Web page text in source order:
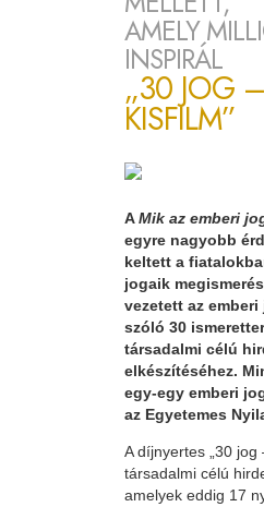
AMELY
INSPIRÁL
„30 JOG
KISFILM”
AMik az emberi
egyre nagyobb
keltett a
jogaik
vezetett az
szóló 30
társadalmi célú
elkészítéséhez.
egy-egy emberi
az Egyetemes
A díjnyertes „30 jog
társadalmi célú
amelyek eddig 17